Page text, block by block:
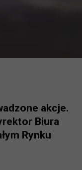
akcje.
Biura
Rynku